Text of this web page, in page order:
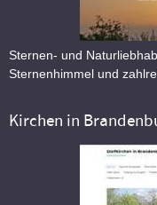
Sternen- und
Sternenhimmel und
Kirchen in